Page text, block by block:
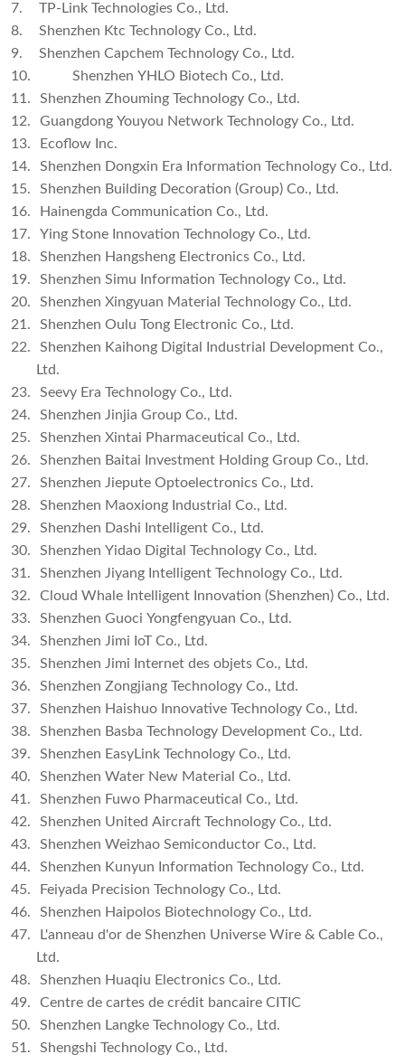
7.
TP-Link Technologies Co., Ltd.
8.
Shenzhen Ktc Technology Co., Ltd.
9.
Shenzhen Capchem Technology Co., Ltd.
10.
Shenzhen YHLO Biotech Co., Ltd.
11.
Shenzhen Zhouming Technology Co., Ltd.
12.
Guangdong Youyou Network Technology Co., Ltd.
13.
Ecoflow Inc.
14.
Shenzhen Dongxin Era Information Technology Co., Ltd.
15.
Shenzhen Building Decoration (Group) Co., Ltd.
16.
Hainengda Communication Co., Ltd.
17.
Ying Stone Innovation Technology Co., Ltd.
18.
Shenzhen Hangsheng Electronics Co., Ltd.
19.
Shenzhen Simu Information Technology Co., Ltd.
20.
Shenzhen Xingyuan Material Technology Co., Ltd.
21.
Shenzhen Oulu Tong Electronic Co., Ltd.
22.
Shenzhen Kaihong Digital Industrial Development Co.,
Ltd.
23.
Seevy Era Technology Co., Ltd.
24.
Shenzhen Jinjia Group Co., Ltd.
25.
Shenzhen Xintai Pharmaceutical Co., Ltd.
26.
Shenzhen Baitai Investment Holding Group Co., Ltd.
27.
Shenzhen Jiepute Optoelectronics Co., Ltd.
28.
Shenzhen Maoxiong Industrial Co., Ltd.
29.
Shenzhen Dashi Intelligent Co., Ltd.
30.
Shenzhen Yidao Digital Technology Co., Ltd.
31.
Shenzhen Jiyang Intelligent Technology Co., Ltd.
32.
Cloud Whale Intelligent Innovation (Shenzhen) Co., Ltd.
33.
Shenzhen Guoci Yongfengyuan Co., Ltd.
34.
Shenzhen Jimi IoT Co., Ltd.
35.
Shenzhen Jimi Internet des objets Co., Ltd.
36.
Shenzhen Zongjiang Technology Co., Ltd.
37.
Shenzhen Haishuo Innovative Technology Co., Ltd.
38.
Shenzhen Basba Technology Development Co., Ltd.
39.
Shenzhen EasyLink Technology Co., Ltd.
40.
Shenzhen Water New Material Co., Ltd.
41.
Shenzhen Fuwo Pharmaceutical Co., Ltd.
42.
Shenzhen United Aircraft Technology Co., Ltd.
43.
Shenzhen Weizhao Semiconductor Co., Ltd.
44.
Shenzhen Kunyun Information Technology Co., Ltd.
45.
Feiyada Precision Technology Co., Ltd.
46.
Shenzhen Haipolos Biotechnology Co., Ltd.
47.
L'anneau d'or de Shenzhen Universe Wire & Cable Co.,
Ltd.
48.
Shenzhen Huaqiu Electronics Co., Ltd.
49.
Centre de cartes de crédit bancaire CITIC
50.
Shenzhen Langke Technology Co., Ltd.
51.
Shengshi Technology Co., Ltd.